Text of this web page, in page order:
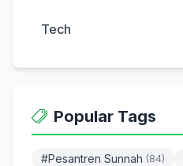
Tech
Popular Tags
#Pesantren Sunnah (84)